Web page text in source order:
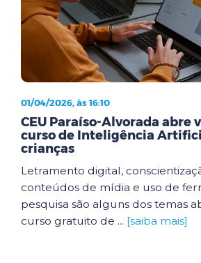
01/04/2026, às 16:10
CEU Paraíso-Alvorada abre
curso de Inteligência
crianças
Letramento digital,
conteúdos de mídia e uso de
pesquisa são alguns dos temas
curso gratuito de ... [saiba mais]